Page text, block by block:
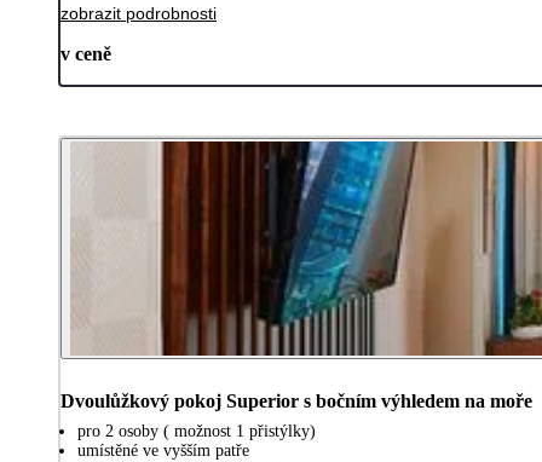
zobrazit podrobnosti
v ceně
Dvoulůžkový pokoj Superior s bočním výhledem na moře
pro 2 osoby ( možnost 1 přistýlky)
umístěné ve vyšším patře